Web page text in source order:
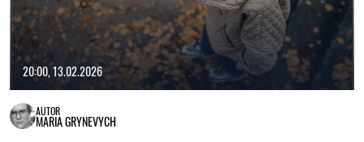
20:00, 13.02.2026
AUTOR
MARIA GRYNEVYCH